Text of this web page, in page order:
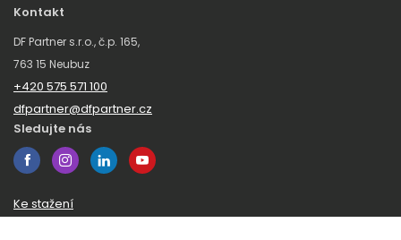
Kontakt
DF Partner s.r.o., č.p. 165,
763 15 Neubuz
+420 575 571 100
dfpartner@dfpartner.cz
Sledujte nás
Ke stažení